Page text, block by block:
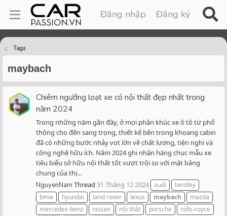
Đăng nhập Đăng ký
Tags
maybach
Chiêm ngưỡng loạt xe có nội thất đẹp nhất trong
năm 2024
Trong những năm gần đây, ở mọi phân khúc xe ô tô từ phổ
thông cho đến sang trọng, thiết kế bên trong khoang cabin
đã có những bước nhảy vọt lớn về chất lượng, tiện nghi và
công nghệ hữu ích. Năm 2024 ghi nhận hàng chục mẫu xe
tiêu biểu sở hữu nội thất tốt vượt trội so với mặt bằng
chung của thị...
NguyenNam Thread 31 Tháng 12 2024 audi
bentley
bmw
hyundai land rover lexus maybach
mazda
mercedes-benz
nissan nội thất porsche
rolls-royce